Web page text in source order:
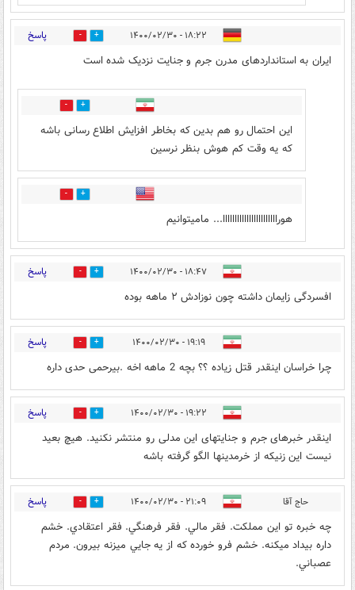
۱۸:۲۲ - ۱۴۰۰/۰۲/۳۰ 48 پاسخ
ایران به استانداردهای مدرن جرم و جنایت نزدیک شده است
31
این احتمال رو هم بدین که بخاطر افزایش اطلاع رسانی باشه
که یه وقت کم هوش بنظر نرسین
8
هورااااااااااااااااااااااا... مامیتوانیم
۱۸:۴۷ - ۱۴۰۰/۰۲/۳۰ 3 پاسخ
افسردگی زایمان داشته چون نوزادش ۲ ماهه بوده
۱۹:۱۹ - ۱۴۰۰/۰۲/۳۰ 1 پاسخ
چرا خراسان اینقدر قتل زیاده ؟؟ بچه 2 ماهه اخه .بیرحمی حدی داره
۱۹:۲۲ - ۱۴۰۰/۰۲/۳۰ 1 پاسخ
اینقدر خبرهای جرم و جنایتهای این مدلی رو منتشر نکنید. هیچ بعید
نیست این زنیکه از خرمدینها الگو گرفته باشه
حاج آقا ۲۱:۰۹ - ۱۴۰۰/۰۲/۳۰ 12 پاسخ
چه خبره تو اين مملكت. فقر مالي. فقر فرهنگي. فقر اعتقادي. خشم
داره بيداد ميكنه. خشم فرو خورده كه از يه جايي ميزنه بيرون. مردم
عصباني.